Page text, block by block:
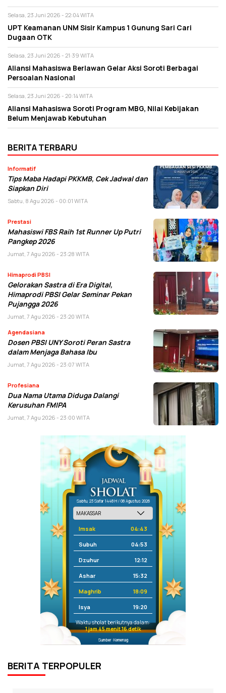
Selasa, 23 Juni 2026 - 22:04 WITA
UPT Keamanan UNM Sisir Kampus 1 Gunung Sari Cari
Dugaan OTK
Selasa, 23 Juni 2026 - 21:39 WITA
Aliansi Mahasiswa Berlawan Gelar Aksi Soroti Berbagai
Persoalan Nasional
Selasa, 23 Juni 2026 - 20:14 WITA
Aliansi Mahasiswa Soroti Program MBG, Nilai Kebijakan
Belum Menjawab Kebutuhan
BERITA TERBARU
Informatif
Tips Maba Hadapi PKKMB, Cek Jadwal dan
Siapkan Diri
Sabtu, 8 Agu 2026 - 00:01 WITA
Prestasi
Mahasiswi FBS Raih 1st Runner Up Putri
Pangkep 2026
Jumat, 7 Agu 2026 - 23:28 WITA
Himaprodi PBSI
Gelorakan Sastra di Era Digital,
Himaprodi PBSI Gelar Seminar Pekan
Pujangga 2026
Jumat, 7 Agu 2026 - 23:20 WITA
Agendasiana
Dosen PBSI UNY Soroti Peran Sastra
dalam Menjaga Bahasa Ibu
Jumat, 7 Agu 2026 - 23:07 WITA
Profesiana
Dua Nama Utama Diduga Dalangi
Kerusuhan FMIPA
Jumat, 7 Agu 2026 - 23:00 WITA
Sabtu, 23 Safar 1448 H / 08 Agustus 2026
Imsak 04:43
Subuh 04:53
Dzuhur 12:12
Ashar 15:32
Maghrib 18:09
Isya 19:20
Waktu sholat berikutnya dalam:
1 jam 45 menit 15 detik
Sumber: Kemenag
BERITA TERPOPULER